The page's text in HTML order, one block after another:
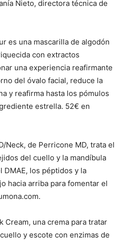
Nieto, directora técnica de
es una mascarilla de algodón
con extractos
una experiencia reafirmante
del óvalo facial, reduce la
y reafirma hasta los pómulos
estrella. 52€ en
Neck, de Perricone MD, trata el
del cuello y la mandíbula
los péptidos y la
hacia arriba para fomentar el
Cream, una crema para tratar
y escote con enzimas de